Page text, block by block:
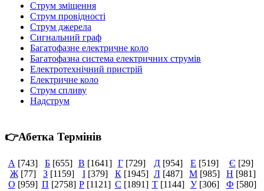
Струм зміщення
Струм провідності
Струм джерела
Сигнальний граф
Багатофазне електричне коло
Багатофазна система електричних струмів
Електротехнічний пристрій
Електричне коло
Струм спливу
Надструм
👉Абетка Термінів
А [743] Б [655] В [1641] Г [729] Д [954] Е [519] Є [29]
Ж [77] З [1159] І [379] К [1945] Л [487] М [985] Н [981]
О [959] П [2758] Р [1121] С [1891] Т [1144] У [306] Ф [580]